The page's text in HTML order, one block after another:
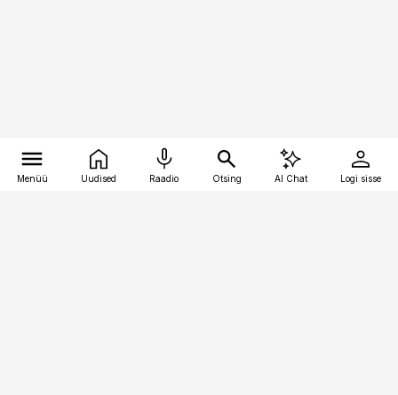
Menüü Uudised Raadio Otsing AI Chat Logi sisse